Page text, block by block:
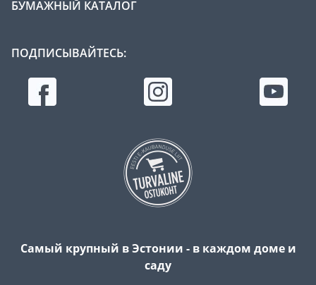
БУМАЖНЫЙ КАТАЛОГ
ПОДПИСЫВАЙТЕСЬ:
Самый крупный в Эстонии - в каждом доме и
саду